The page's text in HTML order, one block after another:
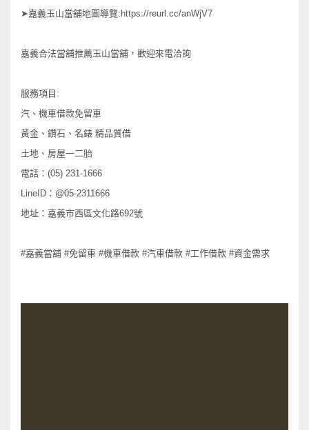
➤嘉義玉山當舖地圖導覽:https://reurl.cc/anWjV7
嘉義合法當舖推薦玉山當舖，歡迎來電洽詢
服務項目:
汽、機車借款免留車
黃金、鑽石、名錶 精品質借
土地、房屋一二胎
電話：(05) 231-1666
LineID：@05-2311666
地址：嘉義市西區文化路692號
#嘉義當舖 #免留車 #機車借款 #汽車借款 #工作借款 #資金需求